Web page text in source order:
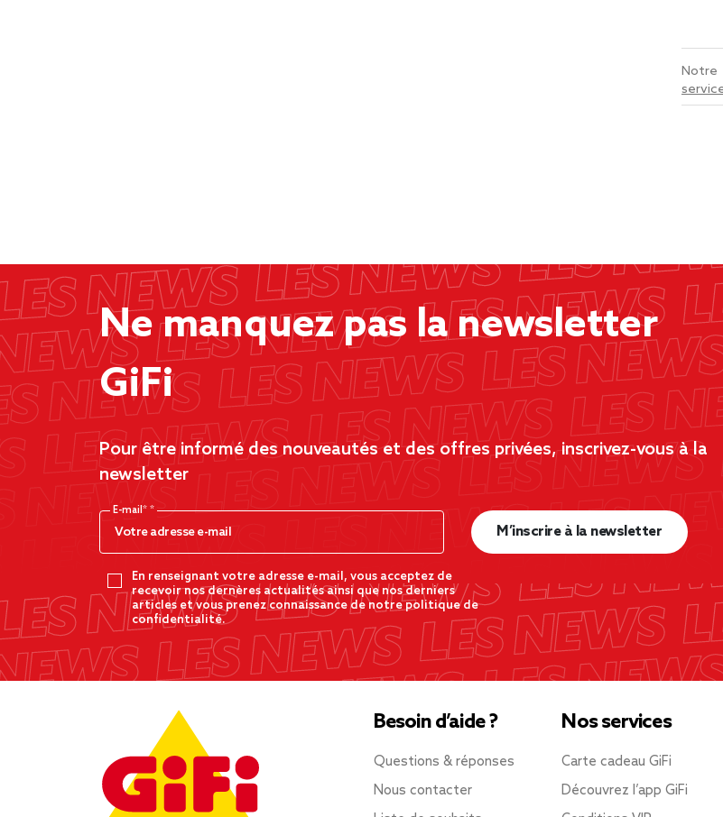
Ne manquez pas la newsletter
GiFi
Pour être informé des nouveautés et des offres privées, inscrivez-vous à la
newsletter
E-mail*
En renseignant votre adresse e-mail, vous acceptez de
recevoir nos dernères actualités ainsi que nos derniers
articles et vous prenez connaissance de notre politique de
confidentialité.
M’inscrire à la newsletter
Besoin d’aide ?
Questions & réponses
Nous contacter
Nos services
Carte cadeau GiFi
Découvrez l’app GiFi